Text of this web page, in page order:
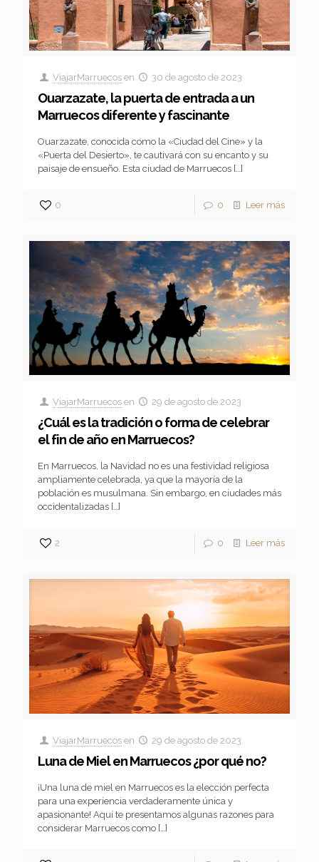
ViajarMarruecos en 30 de agosto de 2023
Ouarzazate, la puerta de entrada a un
Marruecos diferente y fascinante
Ouarzazate, conocida como la «Ciudad del Cine» y la
«Puerta del Desierto», te cautivará con su encanto y su
paisaje de ensueño. Esta ciudad de Marruecos […]
0 0 Leer más
ViajarMarruecos en 29 de agosto de 2023
¿Cuál es la tradición o forma de celebrar
el fin de año en Marruecos?
En Marruecos, la Navidad no es una festividad religiosa
ampliamente celebrada, ya que la mayoría de la
población es musulmana. Sin embargo, en ciudades más
occidentalizadas […]
2 0 Leer más
ViajarMarruecos en 29 de agosto de 2023
Luna de Miel en Marruecos ¿por qué no?
¡Una luna de miel en Marruecos es la elección perfecta
para una experiencia verdaderamente única y
apasionante! Aquí te presentamos algunas razones para
considerar Marruecos como […]